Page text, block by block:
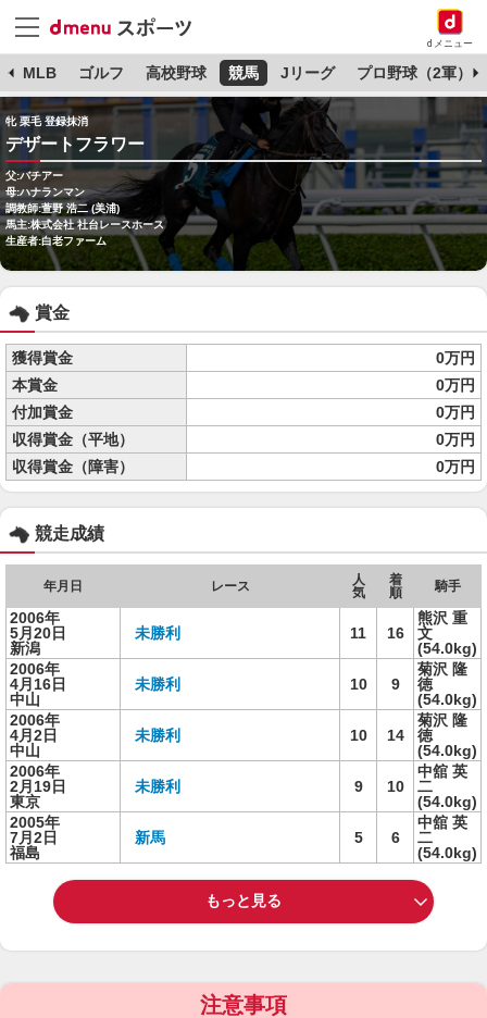
dメニュー
MLB ゴルフ 高校野球 競馬 Jリーグ プロ野球（2軍）
牝 栗毛 登録抹消
デザートフラワー
父:バチアー
母:ハナランマン
調教師:萱野 浩二 (美浦)
馬主:株式会社 社台レースホース
生産者:白老ファーム
賞金
獲得賞金
0万円
本賞金
0万円
付加賞金
0万円
収得賞金（平地）
0万円
収得賞金（障害）
0万円
競走成績
年月日 レース
人
気
着
順
騎手
2006年
5月20日
新潟
未勝利 11 16
熊沢 重
文
(54.0kg)
2006年
4月16日
中山
未勝利 10 9
菊沢 隆
徳
(54.0kg)
2006年
4月2日
中山
未勝利 10 14
菊沢 隆
徳
(54.0kg)
2006年
2月19日
東京
未勝利 9 10
中舘 英
二
(54.0kg)
2005年
7月2日
福島
新馬 5 6
中舘 英
二
(54.0kg)
もっと見る
注意事項